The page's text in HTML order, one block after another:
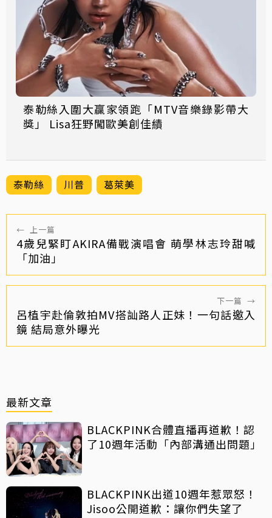
泰勒絲入圍大贏家領跑「MTV音樂錄影帶大
獎」 Lisa狂野闖歐美創佳績
泰勒絲 川普 葛萊美
← 上一篇
4歲兒緊盯AKIRA備戰演唱會 萌學林志玲甜喊
「加油」
下一篇 →
呂植宇赴倫敦拍MV搭訕路人正妹！一句話邀入
鏡 結局意外曝光
最新文章
BLACKPINK合體直播再道歉！認
了10週年活動「內部溝通出問題」
BLACKPINK出道10週年惹眾怒！
Jisoo公開道歉：讓你們失望了